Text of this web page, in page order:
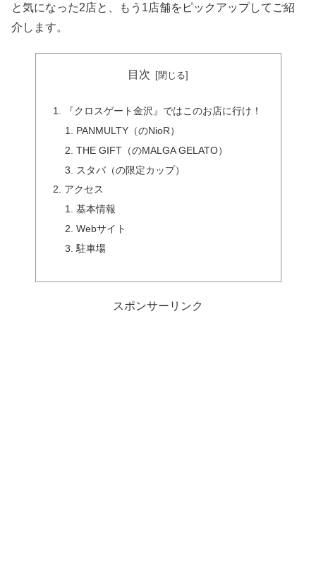
と気になった2店と、もう1店舗をピックアップしてご紹
介します。
目次
『クロスゲート金沢』ではこのお店に行け！
PANMULTY（のNioR）
THE GIFT（のMALGA GELATO）
スタバ（の限定カップ）
アクセス
基本情報
Webサイト
駐車場
スポンサーリンク